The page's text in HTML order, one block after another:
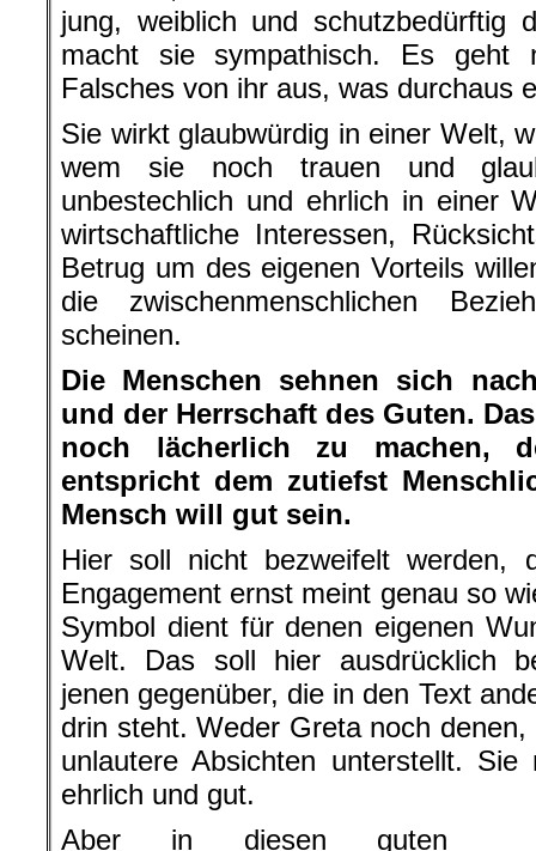
jung, weiblich und schutzbedürftig
macht sie sympathisch. Es geht
Falsches von ihr aus, was durchaus
Sie wirkt glaubwürdig in einer Welt,
wem sie noch trauen und
unbestechlich und ehrlich in einer
wirtschaftliche Interessen,
Betrug um des eigenen Vorteils
die zwischenmenschlichen
scheinen.
Die Menschen sehnen sich
und der Herrschaft des Guten.
noch lächerlich zu machen,
entspricht dem zutiefst
Mensch will gut sein.
Hier soll nicht bezweifelt werden,
Engagement ernst meint genau so
Symbol dient für denen eigenen
Welt. Das soll hier ausdrücklich
jenen gegenüber, die in den Text
drin steht. Weder Greta noch
unlautere Absichten unterstellt.
ehrlich und gut.
Aber in diesen guten